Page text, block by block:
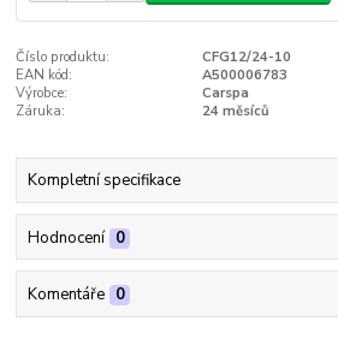
Číslo produktu:
CFG12/24-10
EAN kód:
A500006783
Výrobce:
Carspa
Záruka:
24 měsíců
Kompletní specifikace
Hodnocení 0
Komentáře 0